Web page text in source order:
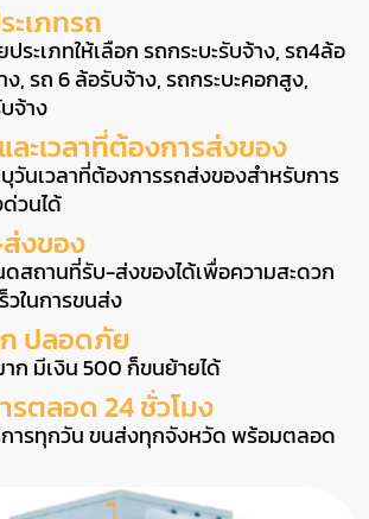
ะเภทรถ
ระเภทให้เลือก รถกระบะรับจ้าง, รถ4ล้อ
, รถ 6 ล้อรับจ้าง, รถกระบะคอกสูง,
จ้าง
ละเวลาที่ต้องการส่งของ
วันเวลาที่ต้องการรถส่งของสำหรับการ
วนได้
งของ
สถานที่รับ-ส่งของได้เพื่อความสะดวก
วในการขนส่ง
ปลอดภัย
ก มีเงิน 500 ก็ขนย้ายได้
รตลอด 24 ชั่วโมง
การทุกวัน ขนส่งทุกจังหวัด พร้อมตลอด